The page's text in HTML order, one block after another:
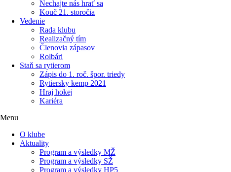
Nechajte nás hrať sa
Kouč 21. storočia
Vedenie
Rada klubu
Realizačný tím
Členovia zápasov
Rolbári
Staň sa rytierom
Zápis do 1. roč. špor. triedy
Rytiersky kemp 2021
Hraj hokej
Kariéra
Menu
O klube
Aktuality
Program a výsledky MŽ
Program a výsledky SŽ
Program a výsledky HP5